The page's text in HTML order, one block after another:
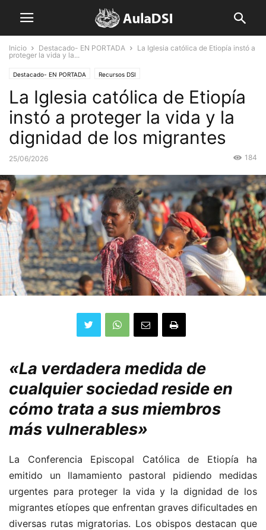
Inicio Destacado- EN PORTADA
La Iglesia católica de Etiopía instó a
proteger la vida y la...
Destacado- EN PORTADA Recursos DSI
La Iglesia católica de Etiopía
instó a proteger la vida y la
dignidad de los migrantes
25/06/2026 184
«La verdadera medida de
cualquier sociedad reside en
cómo trata a sus miembros
más vulnerables»
La Conferencia Episcopal Católica de Etiopía ha
emitido un llamamiento pastoral pidiendo medidas
urgentes para proteger la vida y la dignidad de los
migrantes etíopes que enfrentan graves dificultades en
diversas rutas migratorias. Los obispos destacan que